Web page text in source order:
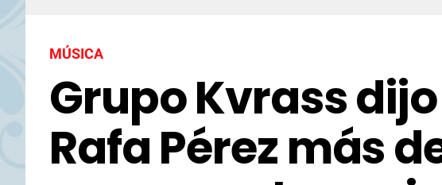
MÚSICA
Grupo Kvrass
Rafa Pérez más